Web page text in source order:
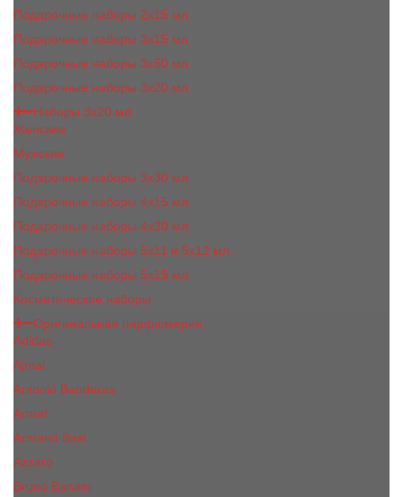
Подарочные наборы 2x15 мл
Подарочные наборы 3х15 мл
Подарочные наборы 3x50 мл
Подарочные наборы 3x20 мл
Наборы 3х20 мл
Женские
Мужские
Подарочные наборы 3х30 мл
Подарочные наборы 4x15 мл
Подарочные наборы 4x30 мл
Подарочные наборы 5x11 и 5х12 мл
Подарочные наборы 5x15 мл
Косметические наборы
Оригинальная парфюмерия
Adidas
Ajmal
Antonio Banderas
Armaf
Armand Basi
Azzaro
Bruno Banani